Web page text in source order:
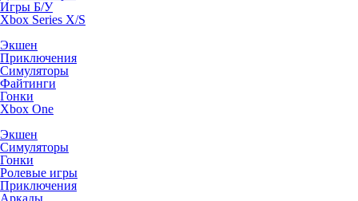
Игры Б/У
Xbox Series X/S
Экшен
Приключения
Симуляторы
Файтинги
Гонки
Xbox One
Экшен
Симуляторы
Гонки
Ролевые игры
Приключения
Аркады